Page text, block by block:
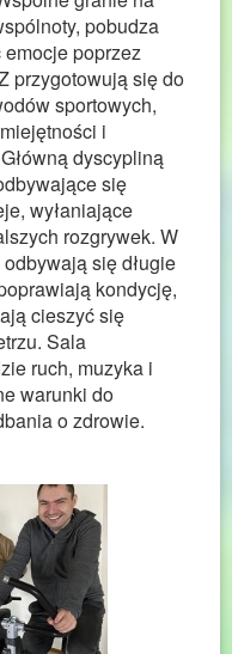
pobudza
poprzez
przygotowują się do
sportowych,
i
dyscypliną
się
wyłaniające
rozgrywek. W
się długie
kondycję,
cieszyć się
Sala
ruch, muzyka i
warunki do
o zdrowie.